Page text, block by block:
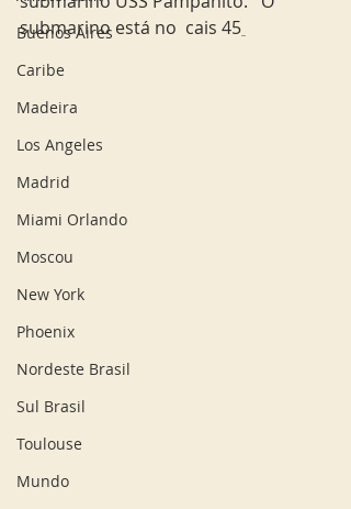
Buenos Aires
Caribe
Madeira
Los Angeles
Madrid
Miami Orlando
Moscou
New York
Phoenix
Nordeste Brasil
Sul Brasil
Toulouse
Mundo
submarino está no  cais 45